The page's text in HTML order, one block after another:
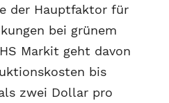
der Hauptfaktor für
bei grünem
Markit geht davon
bis
zwei Dollar pro